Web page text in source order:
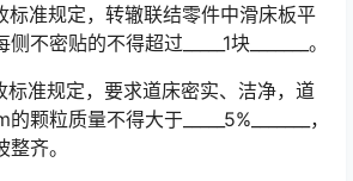
标准规定，转辙联结零件中滑床板平
不密贴的不得超过_____1块_______。
标准规定，要求道床密实、洁净，道
颗粒质量不得大于_____5%_______，
齐。